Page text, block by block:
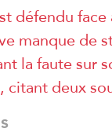
défendu
manque de
la faute sur
citant deux